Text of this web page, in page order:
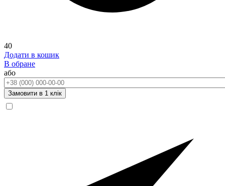
40
Додати в кошик
В обране
або
Телефон:
Замовити в 1 клік